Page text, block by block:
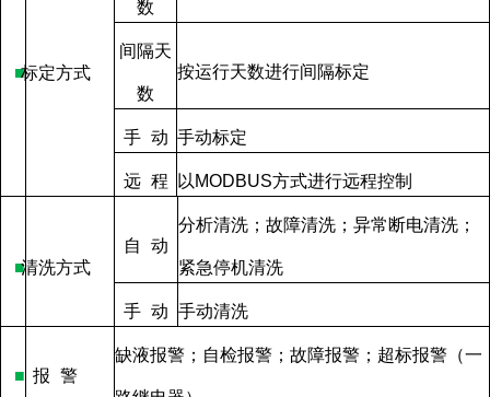
■标定方式
数
间隔天
数
按运行天数进行间隔标定
手 动 手动标定
远 程 以 MODBUS方式进行远程控制
■清洗方式
自 动
分析清洗；故障清洗；异常断电清洗；
紧急停机清洗
手 动 手动清洗
■ 报 警
缺液报警；自检报警；故障报警；超标报警（一